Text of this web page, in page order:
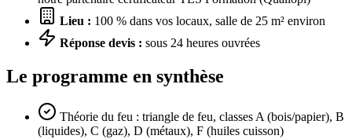
Lieu : 100 % dans vos locaux, salle de 25 m² environ
Réponse devis : sous 24 heures ouvrées
Le programme en synthèse
Théorie du feu : triangle de feu, classes A (bois/papier), B
(liquides), C (gaz), D (métaux), F (huiles cuisson)